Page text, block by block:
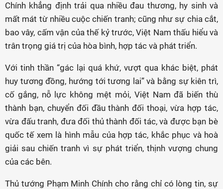
Chính khẳng định trải qua nhiều đau thương, hy sinh và
mất mát từ nhiều cuộc chiến tranh; cũng như sự chia cắt,
bao vây, cấm vận của thế kỷ trước, Việt Nam thấu hiểu và
trân trọng giá trị của hòa bình, hợp tác và phát triển.
Với tinh thần “gác lại quá khứ, vượt qua khác biệt, phát
huy tương đồng, hướng tới tương lai” và bằng sự kiên trì,
cố gắng, nỗ lực không mệt mỏi, Việt Nam đã biến thù
thành bạn, chuyển đối đầu thành đối thoại, vừa hợp tác,
vừa đấu tranh, đưa đối thủ thành đối tác, và được bạn bè
quốc tế xem là hình mẫu của hợp tác, khắc phục và hoà
giải sau chiến tranh vì sự phát triển, thịnh vượng chung
của các bên.
Thủ tướng Phạm Minh Chính cho rằng chỉ có lòng tin, sự